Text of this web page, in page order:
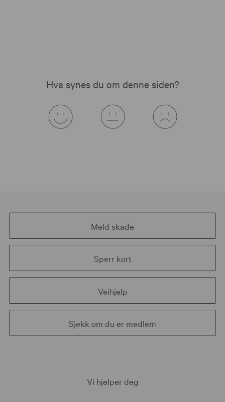
Hva synes du om denne siden?
Meld skade
Sperr kort
Veihjelp
Sjekk om du er medlem
Vi hjelper deg